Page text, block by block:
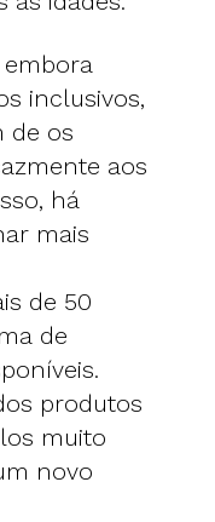
inclusivos,
de os
aos
há
mais
de 50
de
produtos
muito
novo